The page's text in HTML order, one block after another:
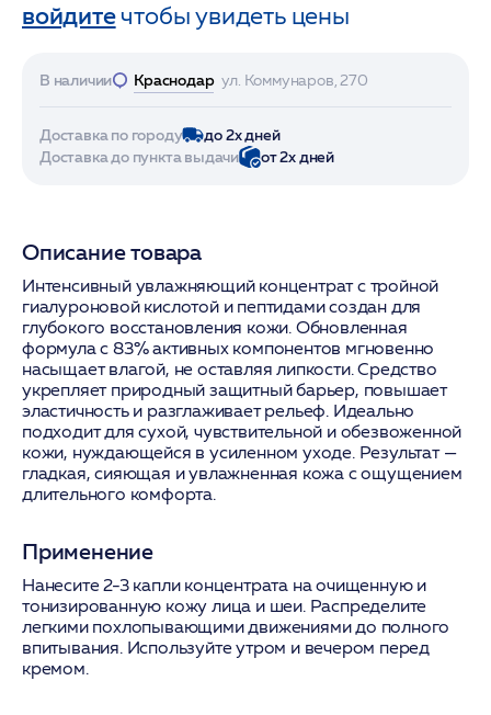
войдитечтобы увидеть цены
В наличии Краснодар ул. Коммунаров, 270
Доставка по городу
до 2х дней
Доставка до пункта выдачи
от 2х дней
Описание товара
Интенсивный увлажняющий концентрат с тройной
гиалуроновой кислотой и пептидами создан для
глубокого восстановления кожи. Обновленная
формула с 83% активных компонентов мгновенно
насыщает влагой, не оставляя липкости. Средство
укрепляет природный защитный барьер, повышает
эластичность и разглаживает рельеф. Идеально
подходит для сухой, чувствительной и обезвоженной
кожи, нуждающейся в усиленном уходе. Результат —
гладкая, сияющая и увлажненная кожа с ощущением
длительного комфорта.
Применение
Нанесите 2-3 капли концентрата на очищенную и
тонизированную кожу лица и шеи. Распределите
легкими похлопывающими движениями до полного
впитывания. Используйте утром и вечером перед
кремом.